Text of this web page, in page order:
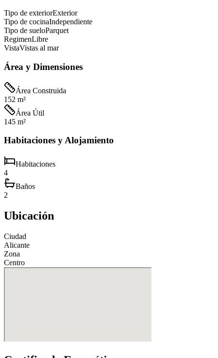
Tipo de exteriorExterior
Tipo de cocinaIndependiente
Tipo de sueloParquet
RegimenLibre
VistaVistas al mar
Área y Dimensiones
Área Construida
152 m²
Área Útil
145 m²
Habitaciones y Alojamiento
Habitaciones
4
Baños
2
Ubicación
Ciudad
Alicante
Zona
Centro